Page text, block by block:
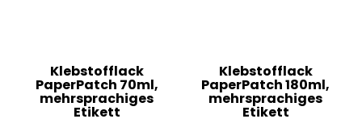
Klebstofflack
PaperPatch 70ml,
mehrsprachiges
Etikett
Klebstofflack
PaperPatch 180ml,
mehrsprachiges
Etikett